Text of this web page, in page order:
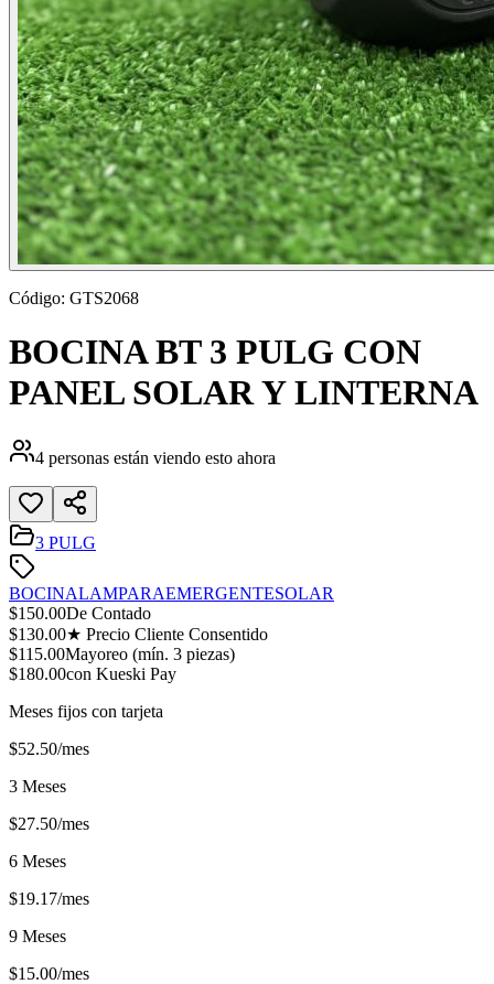
Código: GTS2068
BOCINA BT 3 PULG CON
PANEL SOLAR Y LINTERNA
4 personas están viendo esto ahora
3 PULG
BOCINALAMPARAEMERGENTESOLAR
$150.00De Contado
$130.00★ Precio Cliente Consentido
$115.00Mayoreo (mín. 3 piezas)
$180.00con Kueski Pay
Meses fijos con tarjeta
$52.50/mes
3 Meses
$27.50/mes
6 Meses
$19.17/mes
9 Meses
$15.00/mes